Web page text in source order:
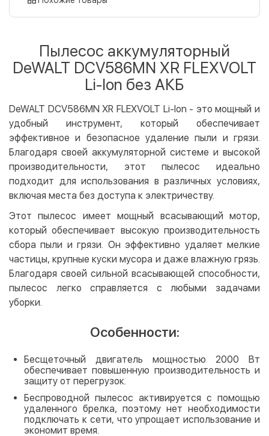
LiqPay
Apple Pay
Безналичный расчет
Оплата на карту юр.лица
Оплата на счет юр.лица
Бесплатно
Кредит
Мгновенная рассрочка (Приватбанк)
Покупка частями (Монобанк)
Пылесос аккумуляторный
DeWALT DCV586MN XR FLEXVOLT
Li-lon без АКБ
DeWALT DCV586MN XR FLEXVOLT Li-Ion - это мощный и
удобный инструмент, который обеспечивает
эффективное и безопасное удаление пыли и грязи.
Благодаря своей аккумуляторной системе и высокой
производительности, этот пылесос идеально
подходит для использования в различных условиях,
включая места без доступа к электричеству.
Этот пылесос имеет мощный всасывающий мотор,
который обеспечивает высокую производительность
сбора пыли и грязи. Он эффективно удаляет мелкие
частицы, крупные куски мусора и даже влажную грязь.
Благодаря своей сильной всасывающей способности,
пылесос легко справляется с любыми задачами
уборки.
Особенности:
Бесщеточный двигатель мощностью 2000 Вт
обеспечивает повышенную производительность и
защиту от перегрузок.
Беспроводной пылесос активируется с помощью
удаленного брелка, поэтому нет необходимости
подключать к сети, что упрощает использование и
экономит время.